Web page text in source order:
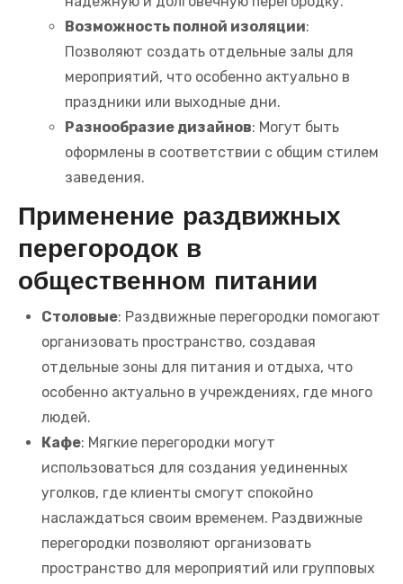
Возможность полной изоляции:
Позволяют создать отдельные залы для
мероприятий, что особенно актуально в
праздники или выходные дни.
Разнообразие дизайнов: Могут быть
оформлены в соответствии с общим стилем
заведения.
Применение раздвижных
перегородок в
общественном питании
Столовые: Раздвижные перегородки помогают
организовать пространство, создавая
отдельные зоны для питания и отдыха, что
особенно актуально в учреждениях, где много
людей.
Кафе: Мягкие перегородки могут
использоваться для создания уединенных
уголков, где клиенты смогут спокойно
наслаждаться своим временем. Раздвижные
перегородки позволяют организовать
пространство для мероприятий или групповых